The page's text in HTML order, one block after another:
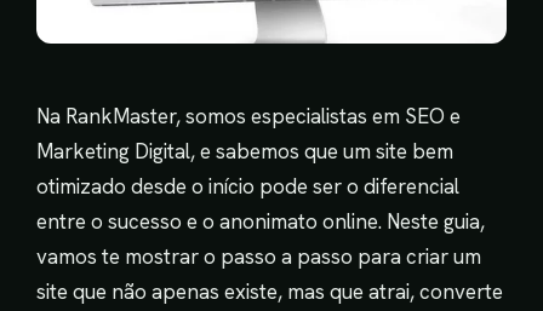
Na RankMaster, somos especialistas em SEO e
Marketing Digital, e sabemos que um site bem
otimizado desde o início pode ser o diferencial
entre o sucesso e o anonimato online. Neste guia,
vamos te mostrar o passo a passo para criar um
site que não apenas existe, mas que atrai, converte